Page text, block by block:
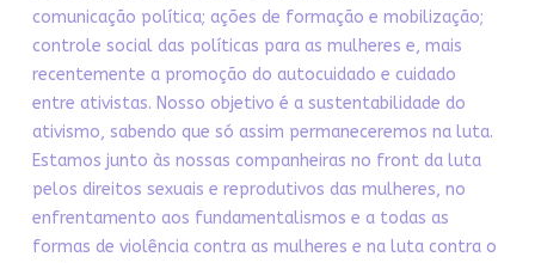
comunicação política; ações de formação e mobilização;
controle social das políticas para as mulheres e, mais
recentemente a promoção do autocuidado e cuidado
entre ativistas. Nosso objetivo é a sustentabilidade do
ativismo, sabendo que só assim permaneceremos na luta.
Estamos junto às nossas companheiras no front da luta
pelos direitos sexuais e reprodutivos das mulheres, no
enfrentamento aos fundamentalismos e a todas as
formas de violência contra as mulheres e na luta contra o